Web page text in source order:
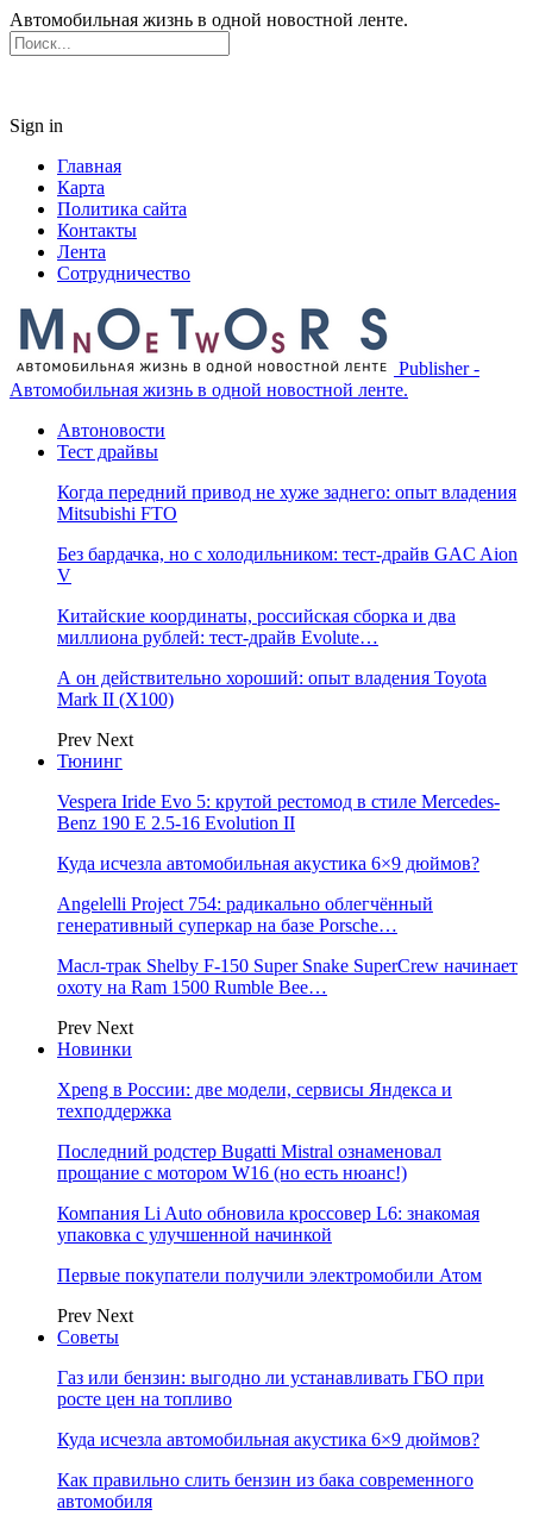
Автомобильная жизнь в одной новостной ленте.
Sign in
Главная
Карта
Политика сайта
Контакты
Лента
Сотрудничество
Publisher -
Автомобильная жизнь в одной новостной ленте.
Автоновости
Тест драйвы
Когда передний привод не хуже заднего: опыт владения
Mitsubishi FTO
Без бардачка, но с холодильником: тест-драйв GAC Aion
V
Китайские координаты, российская сборка и два
миллиона рублей: тест-драйв Evolute…
А он действительно хороший: опыт владения Toyota
Mark II (Х100)
Prev Next
Тюнинг
Vespera Iride Evo 5: крутой рестомод в стиле Mercedes-
Benz 190 E 2.5-16 Evolution II
Куда исчезла автомобильная акустика 6×9 дюймов?
Angelelli Project 754: радикально облегчённый
генеративный суперкар на базе Porsche…
Масл-трак Shelby F-150 Super Snake SuperCrew начинает
охоту на Ram 1500 Rumble Bee…
Prev Next
Новинки
Xpeng в России: две модели, сервисы Яндекса и
техподдержка
Последний родстер Bugatti Mistral ознаменовал
прощание с мотором W16 (но есть нюанс!)
Компания Li Auto обновила кроссовер L6: знакомая
упаковка с улучшенной начинкой
Первые покупатели получили электромобили Атом
Prev Next
Советы
Газ или бензин: выгодно ли устанавливать ГБО при
росте цен на топливо
Куда исчезла автомобильная акустика 6×9 дюймов?
Как правильно слить бензин из бака современного
автомобиля